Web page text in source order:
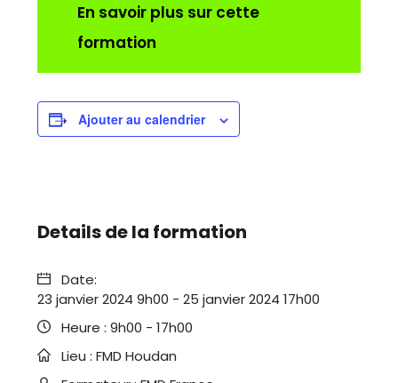
En savoir plus sur cette
formation
Ajouter au calendrier
Details de la formation
Date:
23 janvier 2024 9h00 -25 janvier 2024 17h00
Heure : 9h00 - 17h00
Lieu : FMD Houdan